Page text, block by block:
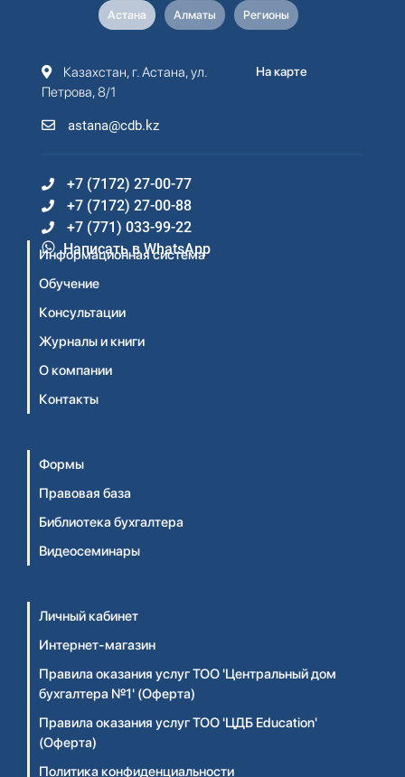
Астана Алматы Регионы
Казахстан, г. Астана, ул.
Петрова, 8/1
astana@cdb.kz
На карте
+7 (7172) 27-00-77
+7 (7172) 27-00-88
+7 (771) 033-99-22
Написать в WhatsApp
Информационная система
Обучение
Консультации
Журналы и книги
О компании
Контакты
Формы
Правовая база
Библиотека бухгалтера
Видеосеминары
Личный кабинет
Интернет-магазин
Правила оказания услуг ТОО 'Центральный дом
бухгалтера №1' (Оферта)
Правила оказания услуг ТОО 'ЦДБ Education'
(Оферта)
Политика конфиденциальности